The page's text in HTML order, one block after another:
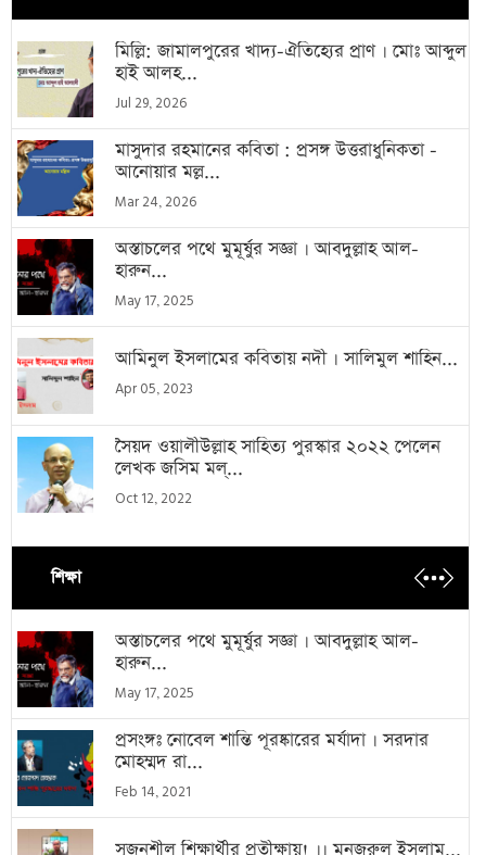
মিল্লি: জামালপুরের খাদ্য-ঐতিহ্যের প্রাণ । মোঃ আব্দুল
হাই আলহ...
Jul 29, 2026
মাসুদার রহমানের কবিতা : প্রসঙ্গ উত্তরাধুনিকতা -
আনোয়ার মল্ল...
Mar 24, 2026
অস্তাচলের পথে মুমূর্ষুর সজ্ঞা । আবদুল্লাহ আল-
হারুন...
May 17, 2025
আমিনুল ইসলামের কবিতায় নদী । সালিমুল শাহিন...
Apr 05, 2023
সৈয়দ ওয়ালীউল্লাহ সাহিত্য পুরস্কার ২০২২ পেলেন
লেখক জসিম মল্...
Oct 12, 2022
শিক্ষা
অস্তাচলের পথে মুমূর্ষুর সজ্ঞা । আবদুল্লাহ আল-
হারুন...
May 17, 2025
প্রসংঙ্গঃ নোবেল শান্তি পূরষ্কারের মর্যাদা । সরদার
মোহম্মদ রা...
Feb 14, 2021